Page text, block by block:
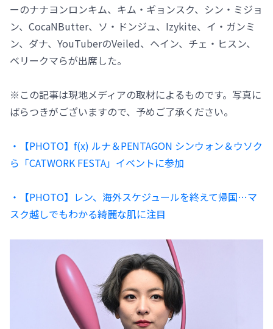
ーのナナヨンロンキム、キム・ギョンスク、シン・ミジョ
ン、CocaNButter、ソ・ドンジュ、Izykite、イ・ガンミ
ン、ダナ、YouTuberのVeiled、ヘイン、チェ・ヒスン、
ベリークマらが出席した。
※この記事は現地メディアの取材によるものです。写真に
ばらつきがございますので、予めご了承ください。
・【PHOTO】f(x) ルナ＆PENTAGON シンウォン＆ウソク
ら「CATWORK FESTA」イベントに参加
・【PHOTO】レン、海外スケジュールを終えて帰国…マ
スク越しでもわかる綺麗な肌に注目